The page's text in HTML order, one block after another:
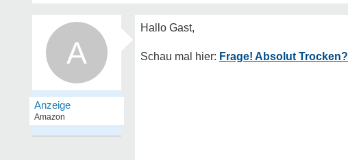
A Frage! Absolut Trocken?